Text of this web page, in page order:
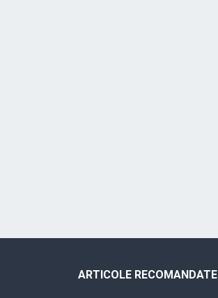
ARTICOLE RECOMANDATE